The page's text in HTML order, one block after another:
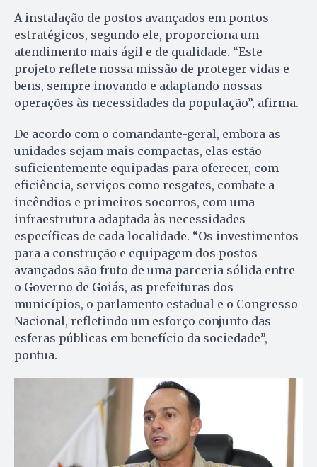
A instalação de postos avançados em pontos
estratégicos, segundo ele, proporciona um
atendimento mais ágil e de qualidade. “Este
projeto reflete nossa missão de proteger vidas e
bens, sempre inovando e adaptando nossas
operações às necessidades da população”, afirma.
De acordo com o comandante-geral, embora as
unidades sejam mais compactas, elas estão
suficientemente equipadas para oferecer, com
eficiência, serviços como resgates, combate a
incêndios e primeiros socorros, com uma
infraestrutura adaptada às necessidades
específicas de cada localidade. “Os investimentos
para a construção e equipagem dos postos
avançados são fruto de uma parceria sólida entre
o Governo de Goiás, as prefeituras dos
municípios, o parlamento estadual e o Congresso
Nacional, refletindo um esforço conjunto das
esferas públicas em benefício da sociedade”,
pontua.